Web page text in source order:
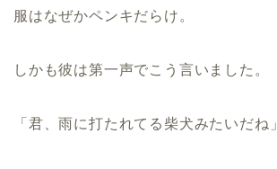
服はなぜかペンキだらけ。
しかも彼は第一声でこう言いました。
「君、雨に打たれてる柴犬みたいだね」